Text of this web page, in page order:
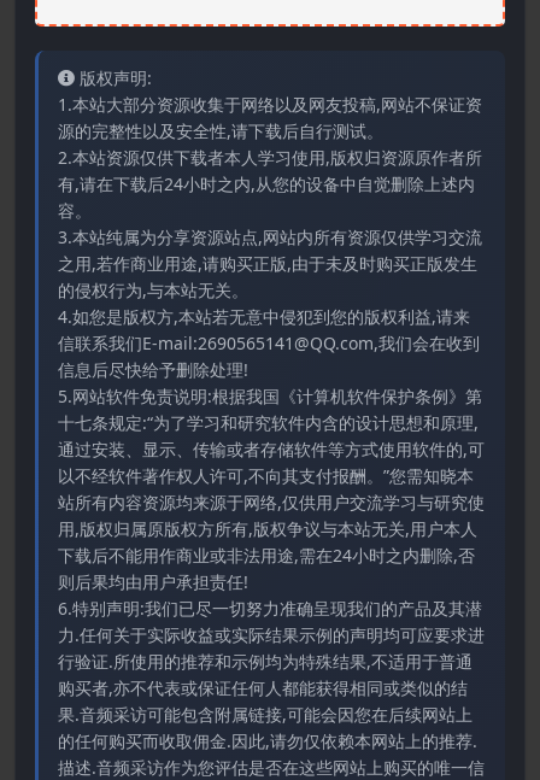
版权声明:
1.本站大部分资源收集于网络以及网友投稿,网站不保证资
源的完整性以及安全性,请下载后自行测试。
2.本站资源仅供下载者本人学习使用,版权归资源原作者所
有,请在下载后24小时之内,从您的设备中自觉删除上述内
容。
3.本站纯属为分享资源站点,网站内所有资源仅供学习交流
之用,若作商业用途,请购买正版,由于未及时购买正版发生
的侵权行为,与本站无关。
4.如您是版权方,本站若无意中侵犯到您的版权利益,请来
信联系我们E-mail:2690565141@QQ.com,我们会在收到
信息后尽快给予删除处理!
5.网站软件免责说明:根据我国《计算机软件保护条例》第
十七条规定:“为了学习和研究软件内含的设计思想和原理,
通过安装、显示、传输或者存储软件等方式使用软件的,可
以不经软件著作权人许可,不向其支付报酬。”您需知晓本
站所有内容资源均来源于网络,仅供用户交流学习与研究使
用,版权归属原版权方所有,版权争议与本站无关,用户本人
下载后不能用作商业或非法用途,需在24小时之内删除,否
则后果均由用户承担责任!
6.特别声明:我们已尽一切努力准确呈现我们的产品及其潜
力.任何关于实际收益或实际结果示例的声明均可应要求进
行验证.所使用的推荐和示例均为特殊结果,不适用于普通
购买者,亦不代表或保证任何人都能获得相同或类似的结
果.音频采访可能包含附属链接,可能会因您在后续网站上
的任何购买而收取佣金.因此,请勿仅依赖本网站上的推荐.
描述.音频采访作为您评估是否在这些网站上购买的唯一信